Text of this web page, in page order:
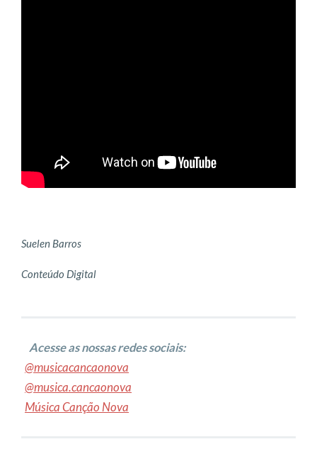
Suelen Barros
Conteúdo Digital
Acesse as nossas redes sociais:
@musicacancaonova
@musica.cancaonova
Música Canção Nova